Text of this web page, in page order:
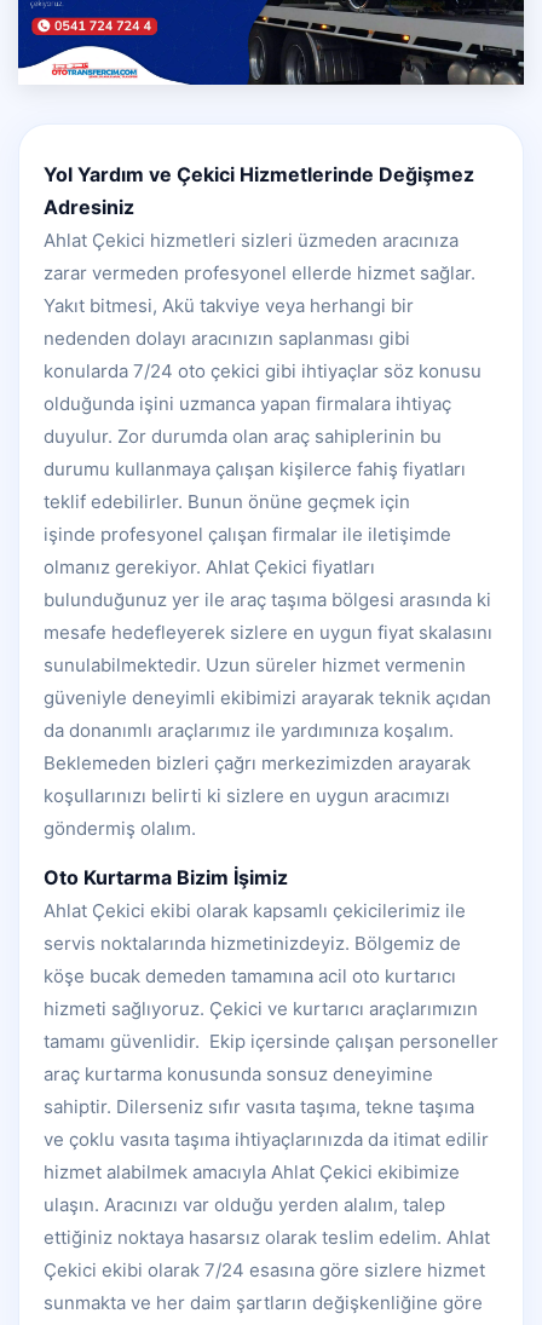
Yol Yardım ve Çekici Hizmetlerinde Değişmez
Adresiniz
Ahlat Çekici hizmetleri sizleri üzmeden aracınıza
zarar vermeden profesyonel ellerde hizmet sağlar.
Yakıt bitmesi, Akü takviye veya herhangi bir
nedenden dolayı aracınızın saplanması gibi
konularda 7/24 oto çekici gibi ihtiyaçlar söz konusu
olduğunda işini uzmanca yapan firmalara ihtiyaç
duyulur. Zor durumda olan araç sahiplerinin bu
durumu kullanmaya çalışan kişilerce fahiş fiyatları
teklif edebilirler. Bunun önüne geçmek için
işinde profesyonel çalışan firmalar ile iletişimde
olmanız gerekiyor. Ahlat Çekici fiyatları
bulunduğunuz yer ile araç taşıma bölgesi arasında ki
mesafe hedefleyerek sizlere en uygun fiyat skalasını
sunulabilmektedir. Uzun süreler hizmet vermenin
güveniyle deneyimli ekibimizi arayarak teknik açıdan
da donanımlı araçlarımız ile yardımınıza koşalım.
Beklemeden bizleri çağrı merkezimizden arayarak
koşullarınızı belirti ki sizlere en uygun aracımızı
göndermiş olalım.
Oto Kurtarma Bizim İşimiz
Ahlat Çekici ekibi olarak kapsamlı çekicilerimiz ile
servis noktalarında hizmetinizdeyiz. Bölgemiz de
köşe bucak demeden tamamına acil oto kurtarıcı
hizmeti sağlıyoruz. Çekici ve kurtarıcı araçlarımızın
tamamı güvenlidir. Ekip içersinde çalışan personeller
araç kurtarma konusunda sonsuz deneyimine
sahiptir. Dilerseniz sıfır vasıta taşıma, tekne taşıma
ve çoklu vasıta taşıma ihtiyaçlarınızda da itimat edilir
hizmet alabilmek amacıyla Ahlat Çekici ekibimize
ulaşın. Aracınızı var olduğu yerden alalım, talep
ettiğiniz noktaya hasarsız olarak teslim edelim. Ahlat
Çekici ekibi olarak 7/24 esasına göre sizlere hizmet
sunmakta ve her daim şartların değişkenliğine göre